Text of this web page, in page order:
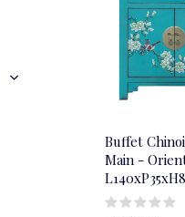
Buffet
Main -